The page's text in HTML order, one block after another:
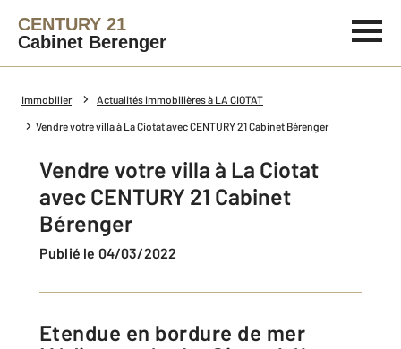
CENTURY 21
Cabinet Berenger
Immobilier Actualités immobilières à LA CIOTAT
Vendre votre villa à La Ciotat avec CENTURY 21 Cabinet Bérenger
Vendre votre villa à La Ciotat
avec CENTURY 21 Cabinet
Bérenger
Publié le 04/03/2022
Etendue en bordure de mer